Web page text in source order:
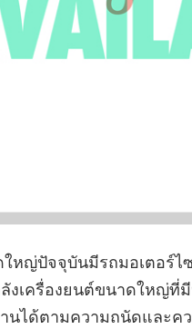
หญ่ปัจจุบันมีรถมอเตอร์
งเครื่องยนต์ขนาดใหญ่
นได้ตามความถนัดและค